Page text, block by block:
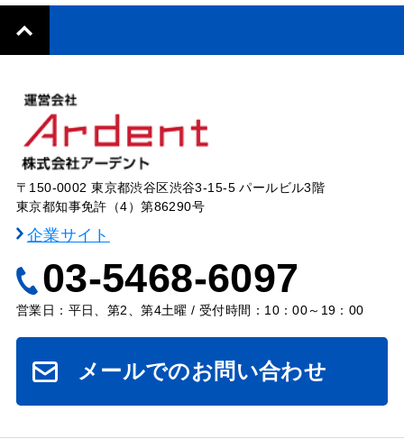
〒150-0002 東京都渋谷区渋谷3-15-5 パールビル3階
東京都知事免許（4）第86290号
企業サイト
03-5468-6097
営業日：平日、第2、第4土曜 / 受付時間：10：00～19：00
メールでのお問い合わせ